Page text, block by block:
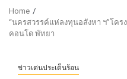
Home
“นครสวรรค์แห่ลงทุนอสังหา ฯ”โค
คอนโด พัทยา
ข่าวเด่นประเด็นร้อน